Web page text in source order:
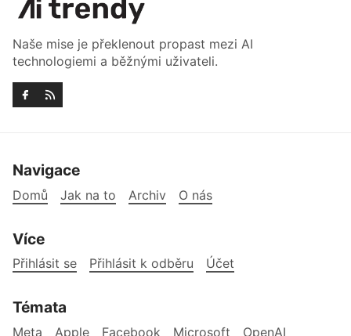
Naše mise je překlenout propast mezi AI
technologiemi a běžnými uživateli.
Navigace
Domů Jak na to Archiv O nás
Více
Přihlásit se Přihlásit k odběru Účet
Témata
Meta Apple Facebook Microsoft OpenAI